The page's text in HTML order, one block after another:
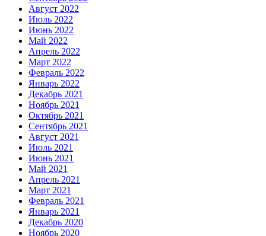
Август 2022
Июль 2022
Июнь 2022
Май 2022
Апрель 2022
Март 2022
Февраль 2022
Январь 2022
Декабрь 2021
Ноябрь 2021
Октябрь 2021
Сентябрь 2021
Август 2021
Июль 2021
Июнь 2021
Май 2021
Апрель 2021
Март 2021
Февраль 2021
Январь 2021
Декабрь 2020
Ноябрь 2020